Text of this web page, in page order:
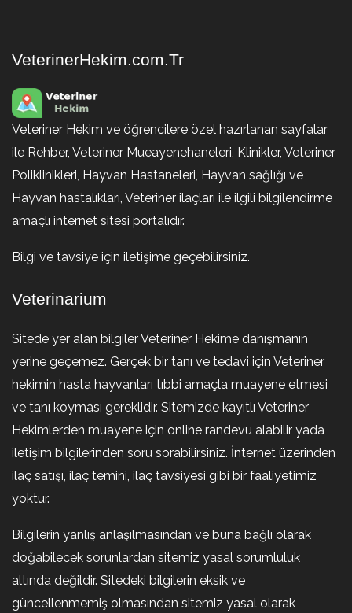
VeterinerHekim.com.Tr
Veteriner Hekim ve öğrencilere özel hazırlanan sayfalar
ile Rehber, Veteriner Mueayenehaneleri, Klinikler, Veteriner
Poliklinikleri, Hayvan Hastaneleri, Hayvan sağlığı ve
Hayvan hastalıkları, Veteriner ilaçları ile ilgili bilgilendirme
amaçlı internet sitesi portalıdır.
Bilgi ve tavsiye için iletişime geçebilirsiniz.
Veterinarium
Sitede yer alan bilgiler Veteriner Hekime danışmanın
yerine geçemez. Gerçek bir tanı ve tedavi için Veteriner
hekimin hasta hayvanları tıbbi amaçla muayene etmesi
ve tanı koyması gereklidir. Sitemizde kayıtlı Veteriner
Hekimlerden muayene için online randevu alabilir yada
iletişim bilgilerinden soru sorabilirsiniz. İnternet üzerinden
ilaç satışı, ilaç temini, ilaç tavsiyesi gibi bir faaliyetimiz
yoktur.
Bilgilerin yanlış anlaşılmasından ve buna bağlı olarak
doğabilecek sorunlardan sitemiz yasal sorumluluk
altında değildir. Sitedeki bilgilerin eksik ve
güncellenmemiş olmasından sitemiz yasal olarak